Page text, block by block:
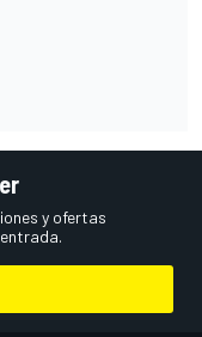
y ofertas